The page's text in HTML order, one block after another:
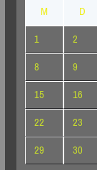
M
D
1
2
8
9
15
16
22
23
29
30